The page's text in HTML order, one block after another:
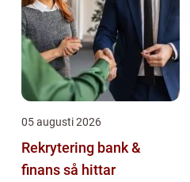
05 augusti 2026
Rekrytering bank &
finans så hittar